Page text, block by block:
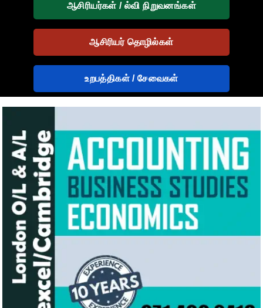
ஆசிரியர்கள் / ல்வி நிறுவனங்கள்
ஆசிரியர் தொழில்கள்
உறபத்திகள் / சேவைகள்